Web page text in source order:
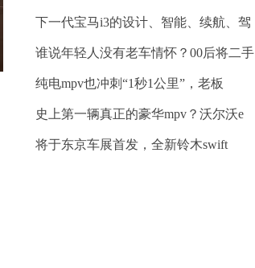
下一代宝马i3的设计、智能、续航、驾
谁说年轻人没有老车情怀？00后将二手
纯电mpv也冲刺“1秒1公里”，老板
史上第一辆真正的豪华mpv？沃尔沃e
将于东京车展首发，全新铃木swift